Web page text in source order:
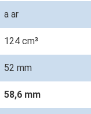
a ar
124 cm³
52 mm
58,6 mm